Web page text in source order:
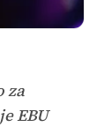
za
EBU